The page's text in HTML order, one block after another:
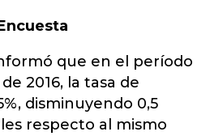
que en el período
2016, la tasa de
disminuyendo 0,5
respecto al mismo